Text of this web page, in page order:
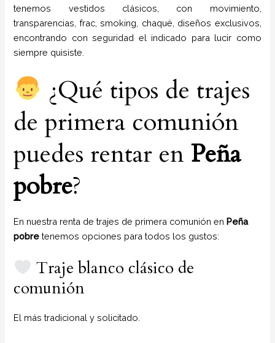
tenemos vestidos clásicos, con movimiento,
transparencias, frac, smoking, chaqué, diseños exclusivos,
encontrando con seguridad el indicado para lucir como
siempre quisiste.
¿Qué tipos de trajes
de primera comunión
puedes rentar enPeña
pobre?
En nuestra renta de trajes de primera comunión enPeña
pobretenemos opciones para todos los gustos:
Traje blanco clásico de
comunión
El más tradicional y solicitado.